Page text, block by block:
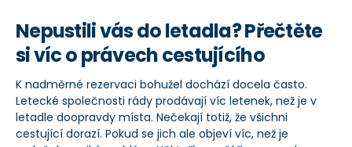
Nepustili vás do letadla? Přečtěte
si víc o právech cestujícího
K nadměrné rezervaci bohužel dochází docela často.
Letecké společnosti rády prodávají víc letenek, než je v
letadle doopravdy místa. Nečekají totiž, že všichni
cestující dorazí. Pokud se jich ale objeví víc, než je